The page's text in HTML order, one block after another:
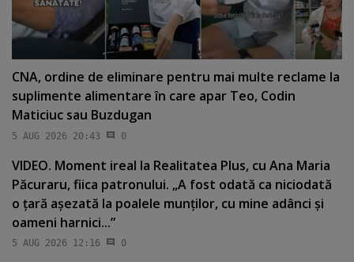
CNA, ordine de eliminare pentru mai multe reclame la
suplimente alimentare în care apar Teo, Codin
Maticiuc sau Buzdugan
5 AUG 2026 20:43 0
VIDEO. Moment ireal la Realitatea Plus, cu Ana Maria
Păcuraru, fiica patronului. „A fost odată ca niciodată
o ţară aşezată la poalele munţilor, cu mine adânci şi
oameni harnici...”
5 AUG 2026 12:16 0